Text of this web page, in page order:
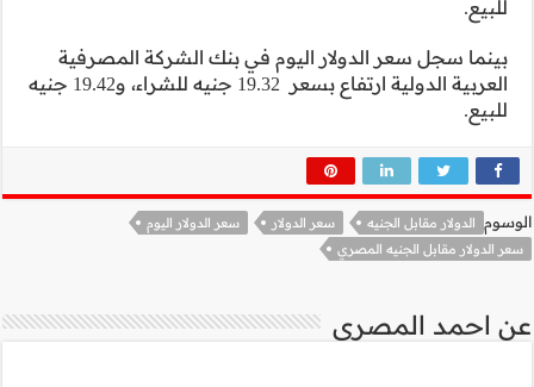
المصرفية
العربية الدولية ارتفاع بسعر 19.32 جنيه للشراء، و19.42 جنيه
اليوم